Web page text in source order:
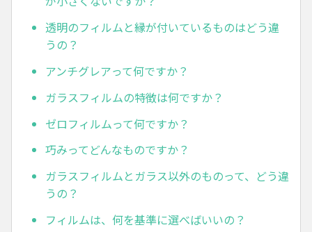
透明のフィルムと縁が付いているものはどう違
うの？
アンチグレアって何ですか？
ガラスフィルムの特徴は何ですか？
ゼロフィルムって何ですか？
巧みってどんなものですか？
ガラスフィルムとガラス以外のものって、どう違
うの？
フィルムは、何を基準に選べばいいの？